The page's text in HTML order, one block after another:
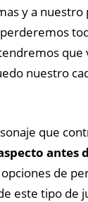
y a nuestro
que
nuestro
que
antes
opciones de
este tipo de